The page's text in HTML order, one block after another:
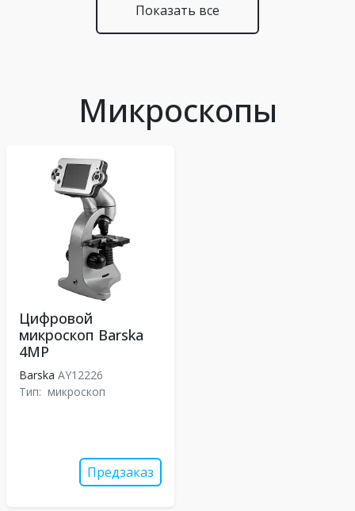
Показать все
Микроскопы
Цифровой
микроскоп Barska
4MP
Barska AY12226
Тип: микроскоп
Предзаказ